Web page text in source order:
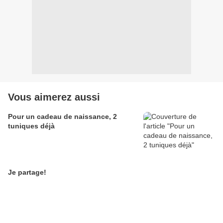
Vous aimerez aussi
Pour un cadeau de naissance, 2
tuniques déjà
Je partage!